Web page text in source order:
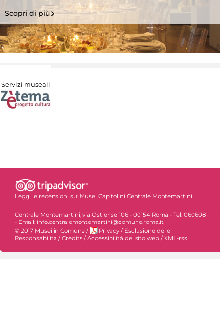
Scopri di più
Servizi museali
Leggi le recensioni su: Musei Capitolini Centrale Montemartini
Centrale Montemartini, via Ostiense 106 - 00154 Roma - Tel. 060608
- Email: info.centralemontemartini@comune.roma.it
© 2017 Musei in Comune / Privacy / Esclusione delle
Responsabilità /Credits /Accessibilità del sito web /XML-rss